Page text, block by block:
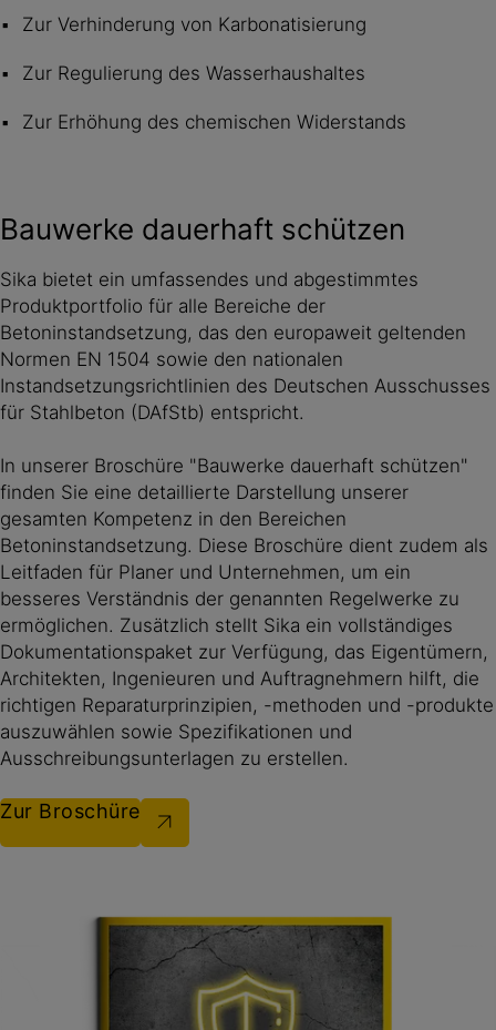
Zur Verhinderung von Karbonatisierung
Zur Regulierung des Wasserhaushaltes
Zur Erhöhung des chemischen Widerstands
Bauwerke dauerhaft schützen
Sika bietet ein umfassendes und abgestimmtes
Produktportfolio für alle Bereiche der
Betoninstandsetzung, das den europaweit geltenden
Normen EN 1504 sowie den nationalen
Instandsetzungsrichtlinien des Deutschen Ausschusses
für Stahlbeton (DAfStb) entspricht.
In unserer Broschüre "Bauwerke dauerhaft schützen"
finden Sie eine detaillierte Darstellung unserer
gesamten Kompetenz in den Bereichen
Betoninstandsetzung. Diese Broschüre dient zudem als
Leitfaden für Planer und Unternehmen, um ein
besseres Verständnis der genannten Regelwerke zu
ermöglichen. Zusätzlich stellt Sika ein vollständiges
Dokumentationspaket zur Verfügung, das Eigentümern,
Architekten, Ingenieuren und Auftragnehmern hilft, die
richtigen Reparaturprinzipien, -methoden und -produkte
auszuwählen sowie Spezifikationen und
Ausschreibungsunterlagen zu erstellen.
Zur Broschüre